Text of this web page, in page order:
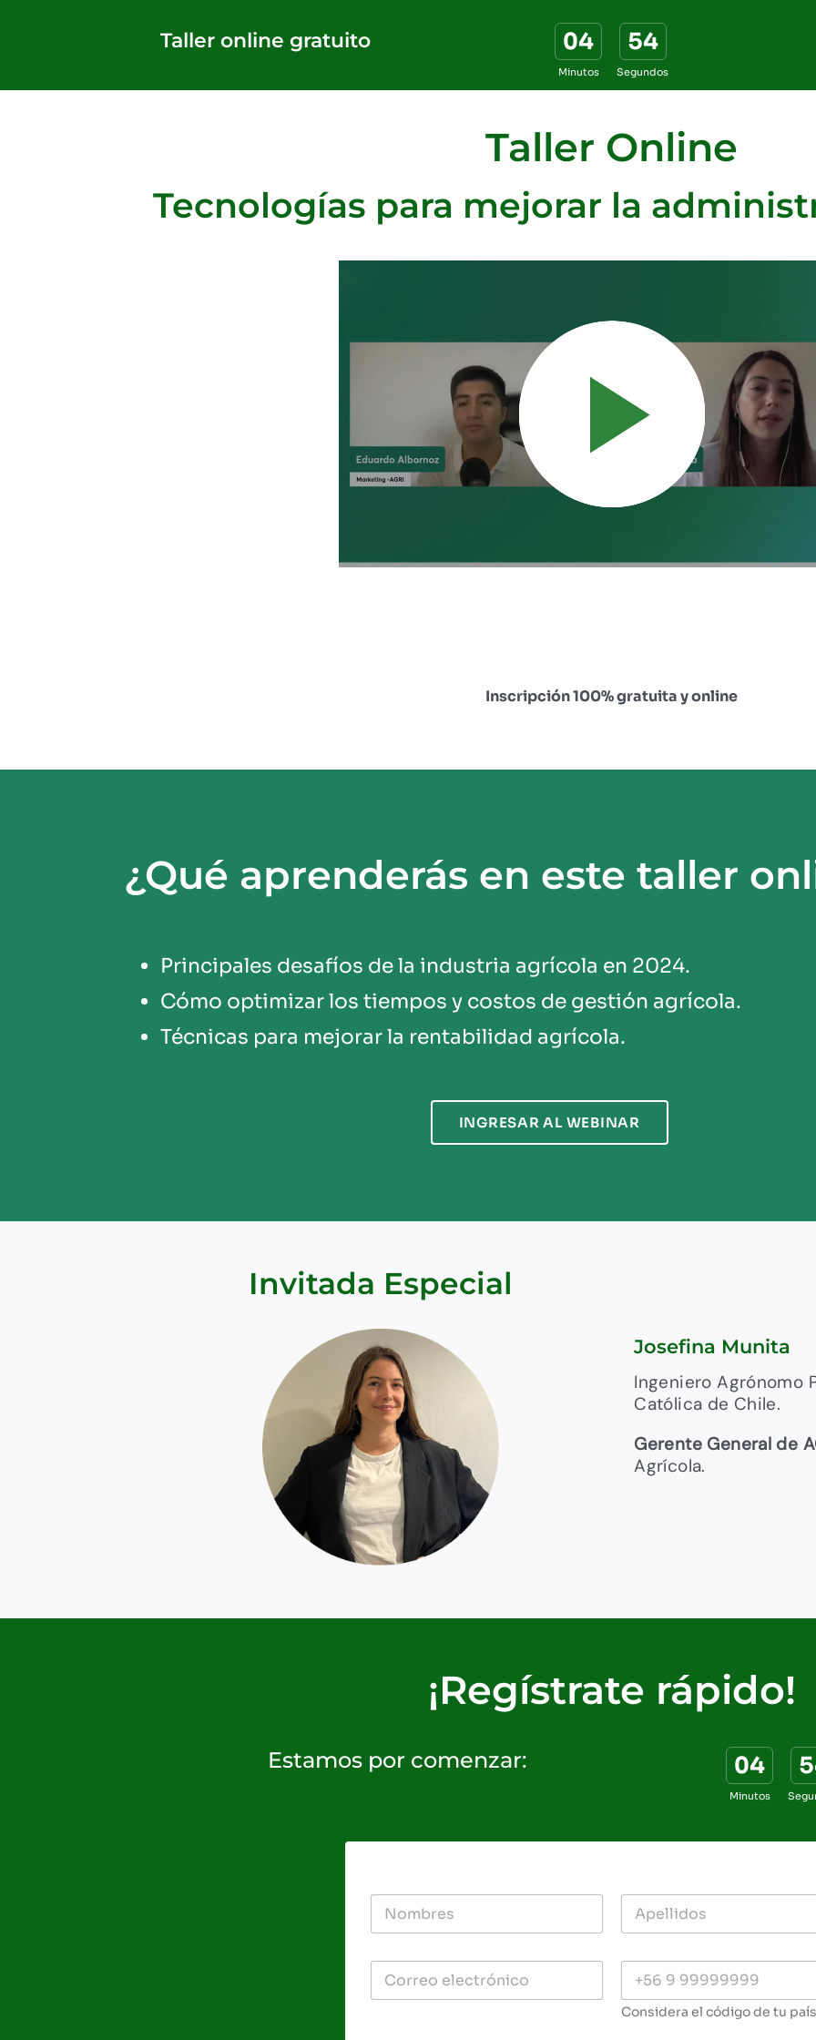
Taller online gratuito 04
Minutos
53
Segundos
Taller Online
Tecnologías para mejorar la
Inscripción 100% gratuita y online
¿Qué aprenderás en este taller
Principales desafíos de la industria agrícola en 2024.
Cómo optimizar los tiempos y costos de gestión agrícola.
Técnicas para mejorar la rentabilidad agrícola.
INGRESAR AL WEBINAR
Invitada Especial
Josefina Munita
Ingeniero Agrónomo
Católica de Chile.
Gerente General de
Agrícola.
¡Regístrate rápido!
Estamos por comenzar: 04
Minutos
Considera el código de tu país